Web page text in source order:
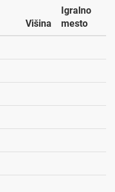
Višina
Igralno
mesto